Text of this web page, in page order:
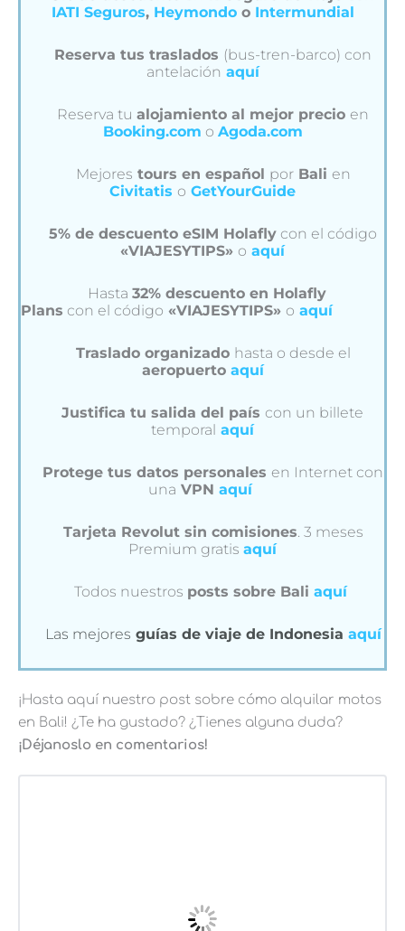
IATI Seguros, Heymondoo Intermundial
Reserva tus traslados (bus-tren-barco) con
antelación aquí
Reserva tu alojamiento al mejor precio en
Booking.com o Agoda.com
Mejores tours en español porBali en
Civitatis o GetYourGuide
5% de descuento eSIM Holafly con el código
«VIAJESYTIPS» o aquí
Hasta32% descuento en Holafly
Plans con el código «VIAJESYTIPS» o aquí
Traslado organizado hasta o desde el
aeropuerto aquí
Justifica tu salida del país con un billete
temporal aquí
Protege tus datos personales en Internet con
una VPN aquí
Tarjeta Revolut sin comisiones. 3 meses
Premium gratis aquí
Todos nuestros posts sobre Baliaquí
Las mejores guías de viaje de Indonesia aquí
¡Hasta aquí nuestro post sobre cómo alquilar motos
en Bali! ¿Te ha gustado? ¿Tienes alguna duda?
¡Déjanoslo en comentarios!